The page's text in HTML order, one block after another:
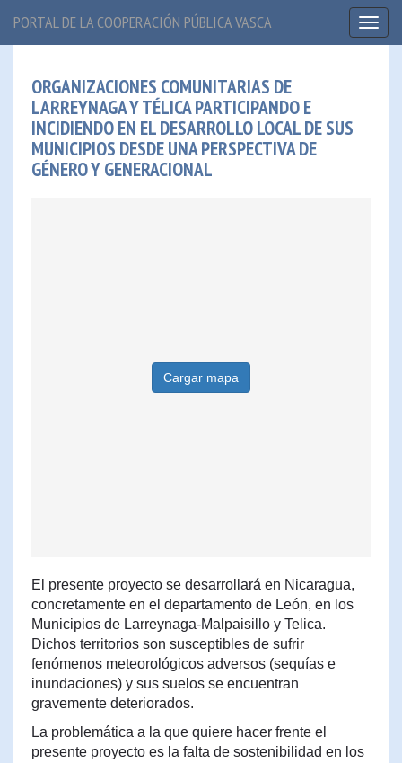
PORTAL DE LA COOPERACIÓN PÚBLICA VASCA
ORGANIZACIONES COMUNITARIAS DE
LARREYNAGA Y TÉLICA PARTICIPANDO E
INCIDIENDO EN EL DESARROLLO LOCAL DE SUS
MUNICIPIOS DESDE UNA PERSPECTIVA DE
GÉNERO Y GENERACIONAL
Cargar mapa
El presente proyecto se desarrollará en Nicaragua,
concretamente en el departamento de León, en los
Municipios de Larreynaga-Malpaisillo y Telica.
Dichos territorios son susceptibles de sufrir
fenómenos meteorológicos adversos (sequías e
inundaciones) y sus suelos se encuentran
gravemente deteriorados.
La problemática a la que quiere hacer frente el
presente proyecto es la falta de sostenibilidad en los